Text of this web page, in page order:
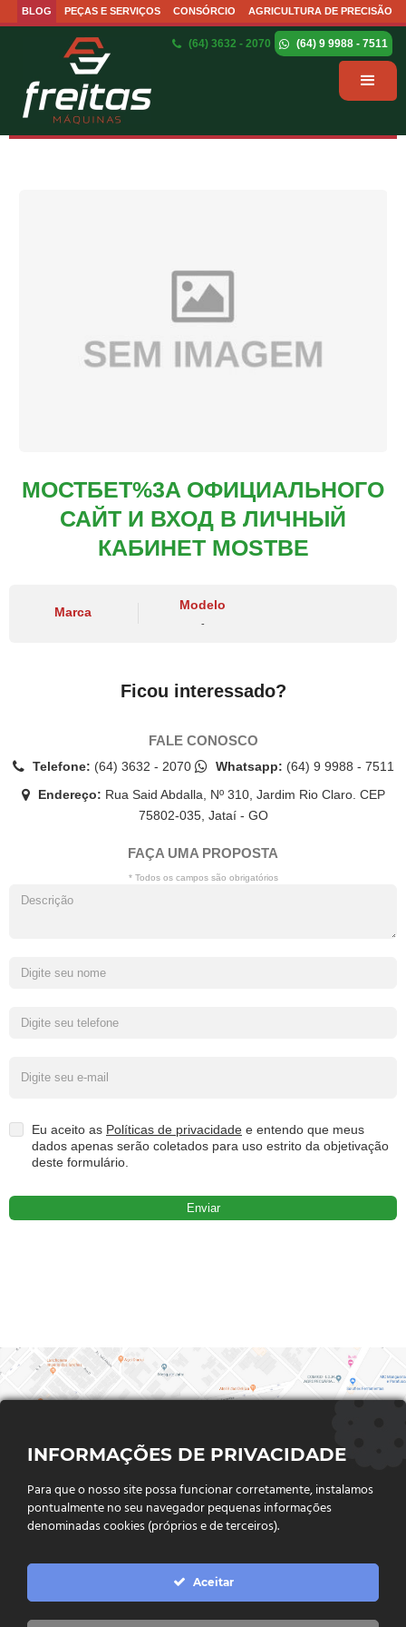
BLOG PEÇAS E SERVIÇOS CONSÓRCIO AGRICULTURA DE PRECISÃO
(64) 3632 - 2070 (64) 9 9988 - 7511
МОСТБЕТ%3A ОФИЦИАЛЬНОГО
САЙТ И ВХОД В ЛИЧНЫЙ
КАБИНЕТ MOSTBE
Marca
Modelo
-
Ficou interessado?
FALE CONOSCO
Telefone: (64) 3632 - 2070 Whatsapp: (64) 9 9988 - 7511
Endereço: Rua Said Abdalla, Nº 310, Jardim Rio Claro. CEP
75802-035, Jataí - GO
FAÇA UMA PROPOSTA
* Todos os campos são obrigatórios
Eu aceito as Políticas de privacidade e entendo que meus
dados apenas serão coletados para uso estrito da objetivação
deste formulário.
FALE CONOSCO
Endereço:Rua Said Abdalla, Nº 310, Jardim Rio Claro. CEP
75802-035, Jataí - GO
INFORMAÇÕES DE PRIVACIDADE
Para que o nosso site possa funcionar corretamente, instalamos
pontualmente no seu navegador pequenas informações
denominadas cookies (próprios e de terceiros).
Aceitar